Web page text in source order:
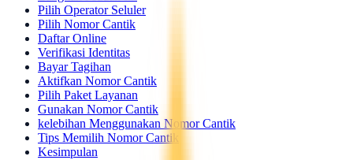
Pilih Operator Seluler
Pilih Nomor Cantik
Daftar Online
Verifikasi Identitas
Bayar Tagihan
Aktifkan Nomor Cantik
Pilih Paket Layanan
Gunakan Nomor Cantik
kelebihan Menggunakan Nomor Cantik
Tips Memilih Nomor Cantik
Kesimpulan